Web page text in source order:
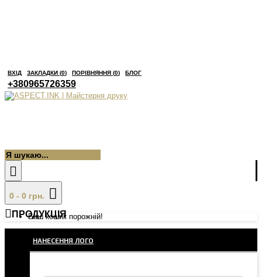
ВХІД ЗАКЛАДКИ (0) ПОРІВНЯННЯ (0) БЛОГ
+380965726359
0 - 0 грн.
Ваш кошик порожній!
ПРОДУКЦІЯ
НАНЕСЕННЯ ЛОГО